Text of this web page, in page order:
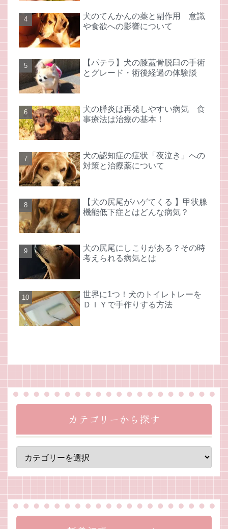
犬のてんかんの薬と副作用 意識
や食欲への影響について
【パテラ】犬の膝蓋骨脱臼の手術
とグレード・術後経過の体験談
犬の膵炎は再発しやすい病気 食
事療法は治療の基本！
犬の認知症の症状「夜泣き」への
対策と治療薬について
【犬の尻尾がハゲてくる 】甲状腺
機能低下症とはどんな病気？
犬の尻尾にしこりがある？その時
考えられる病気とは
世界に1つ！犬のトイレトレーを
ＤＩＹで手作りする方法
カテゴリーから探す